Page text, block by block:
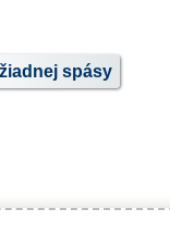
spásy